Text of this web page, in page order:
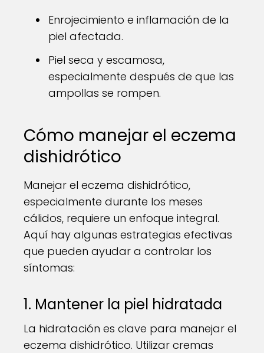
Enrojecimiento e inflamación de la
piel afectada.
Piel seca y escamosa,
especialmente después de que las
ampollas se rompen.
Cómo manejar el eczema
dishidrótico
Manejar el eczema dishidrótico,
especialmente durante los meses
cálidos, requiere un enfoque integral.
Aquí hay algunas estrategias efectivas
que pueden ayudar a controlar los
síntomas:
1. Mantener la piel hidratada
La hidratación es clave para manejar el
eczema dishidrótico. Utilizar cremas